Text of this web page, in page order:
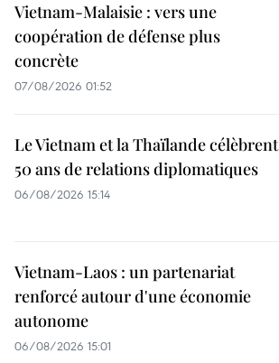
Vietnam-Malaisie : vers une
coopération de défense plus
concrète
07/08/2026 01:52
Le Vietnam et la Thaïlande célèbrent
50 ans de relations diplomatiques
06/08/2026 15:14
Vietnam-Laos : un partenariat
renforcé autour d'une économie
autonome
06/08/2026 15:01